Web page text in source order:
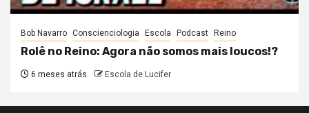
Bob Navarro Conscienciologia Escola Podcast Reino
Rolê no Reino: Agora não somos mais loucos!?
6 meses atrás Escola de Lucifer